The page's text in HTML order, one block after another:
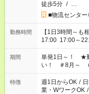
徒歩5分 / …
■物流センタ
勤務時間
【1日3時間～も相談OK!】 ＜シフト例＞
17:00 17:00～22:00 18:00
お気軽にご相談
期間
単発1日～！ ★
い！ ＃8月～
特徴 週1日からOK /
業・WワークOK /